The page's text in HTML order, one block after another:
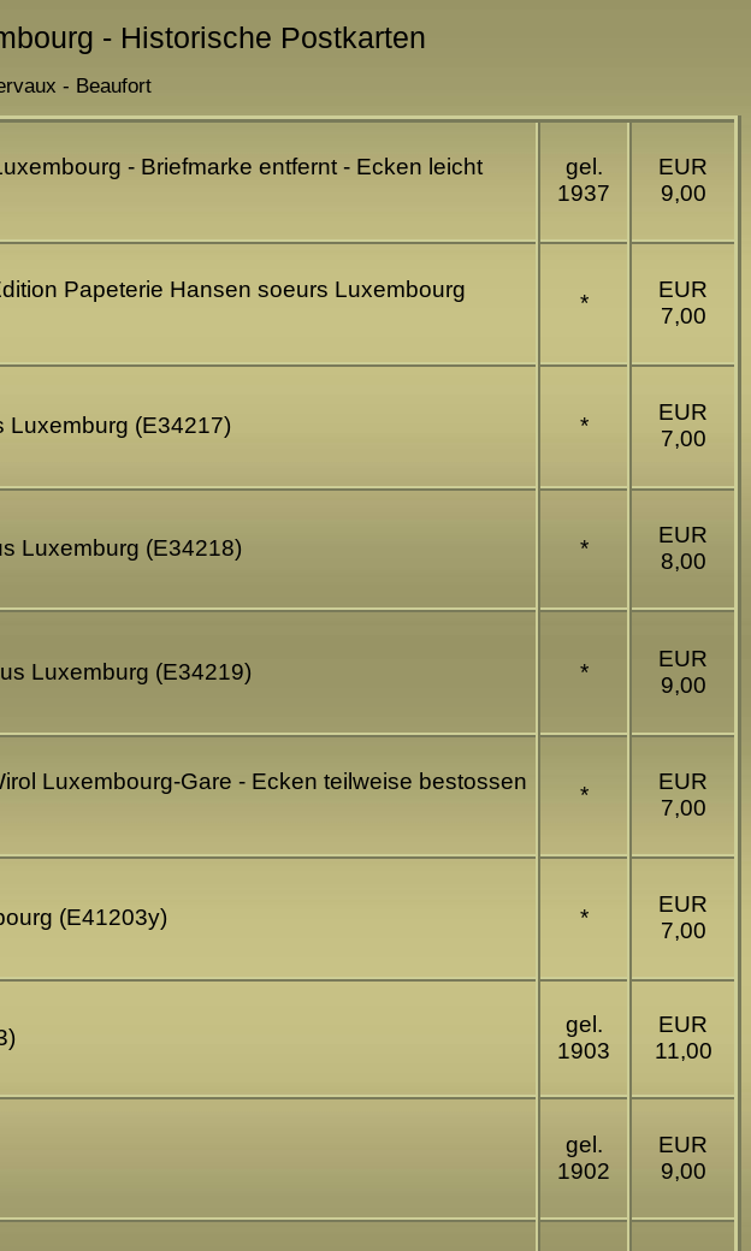
- Historische Postkarten
- Beaufort
- Briefmarke entfernt - Ecken leicht
gel.
1937
EUR
9,00
Papeterie Hansen soeurs Luxembourg
*
EUR
7,00
Luxemburg (E34217) *
EUR
7,00
Luxemburg (E34218) *
EUR
8,00
Luxemburg (E34219) *
EUR
9,00
Luxembourg-Gare - Ecken teilweise bestossen
*
EUR
7,00
(E41203y) *
EUR
7,00
gel.
1903
EUR
11,00
gel.
1902
EUR
9,00